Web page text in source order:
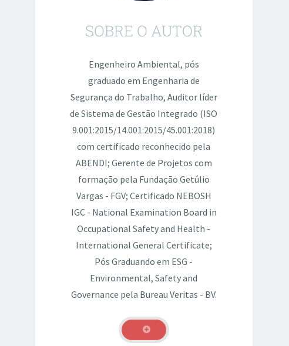
SOBRE O AUTOR
Engenheiro Ambiental, pós
graduado em Engenharia de
Segurança do Trabalho, Auditor líder
de Sistema de Gestão Integrado (ISO
9.001:2015/14.001:2015/45.001:2018)
com certificado reconhecido pela
ABENDI; Gerente de Projetos com
formação pela Fundação Getúlio
Vargas - FGV; Certificado NEBOSH
IGC - National Examination Board in
Occupational Safety and Health -
International General Certificate;
Pós Graduando em ESG -
Environmental, Safety and
Governance pela Bureau Veritas - BV.